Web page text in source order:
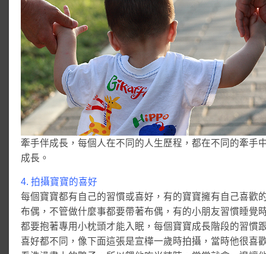
牽手伴成長，每個人在不同的人生歷程，都在不同的牽手
成長。
4. 拍攝寶寶的喜好
每個寶寶都有自己的習慣或喜好，有的寶寶擁有自己喜歡
布偶，不管做什麼事都要帶著布偶，有的小朋友習慣睡覺
都要抱著專用小枕頭才能入眠，每個寶寶成長階段的習慣
喜好都不同，像下面這張是宣樺一歲時拍攝，當時他很喜